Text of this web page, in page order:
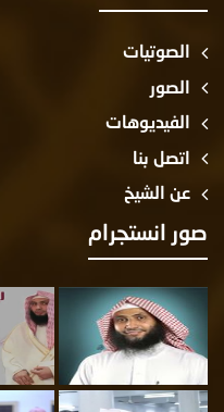
الصوتيات
الصور
الفيديوهات
اتصل بنا
عن الشيخ
صور انستجرام